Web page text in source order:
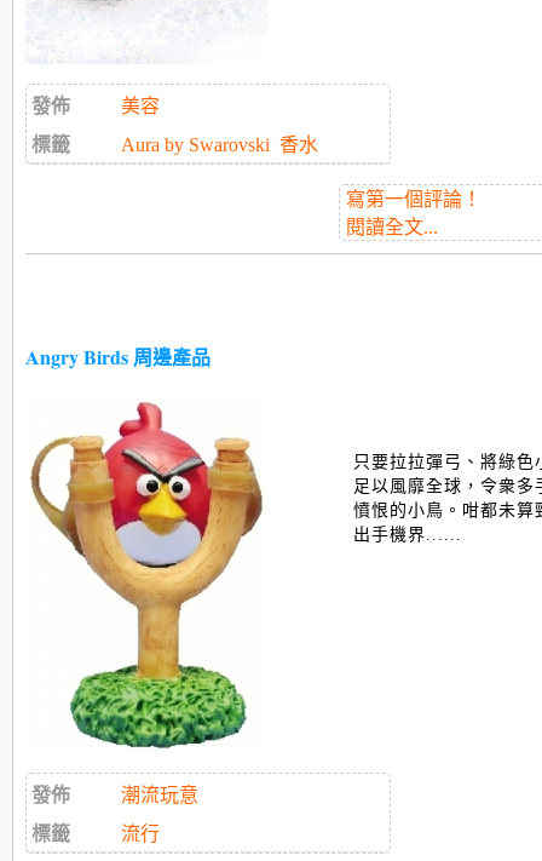
發佈
美容
標籤
Aura by Swarovski 香水
寫第一個評論！
閱讀全文...
Angry Birds 周邊產品
只要拉拉彈弓、將綠
足以風靡全球，令衆
憤恨的小鳥。咁都未算
出手機界......
發佈
潮流玩意
標籤
流行